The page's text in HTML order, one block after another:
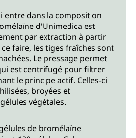
entre dans la composition
d'Unimedica est
par extraction à partir
faire, les tiges fraîches sont
Le pressage permet
est centrifugé pour filtrer
le principe actif. Celles-ci
broyées et
végétales.
de bromélaïne